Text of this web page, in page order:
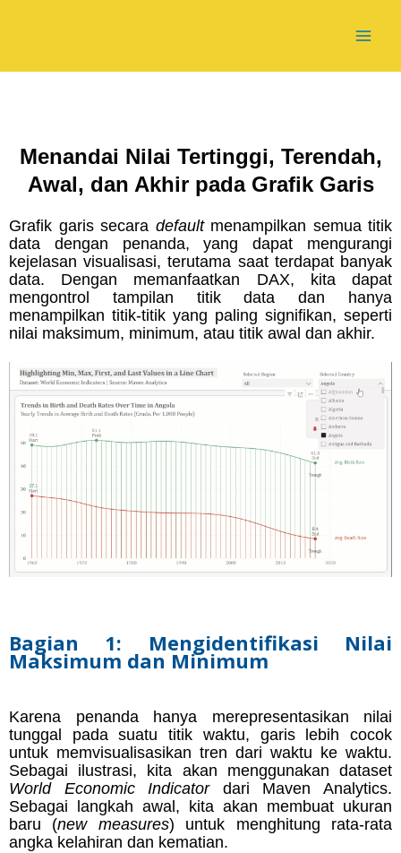
Menandai Nilai Tertinggi, Terendah,
Awal, dan Akhir pada Grafik Garis
Grafik garis secara defaultmenampilkan semua titik
data dengan penanda, yang dapat mengurangi
kejelasan visualisasi, terutama saat terdapat banyak
data. Dengan memanfaatkan DAX, kita dapat
mengontrol tampilan titik data dan hanya
menampilkan titik-titik yang paling signifikan, seperti
nilai maksimum, minimum, atau titik awal dan akhir.
Bagian 1: Mengidentifikasi Nilai
Maksimum dan Minimum
Karena penanda hanya merepresentasikan nilai
tunggal pada suatu titik waktu, garis lebih cocok
untuk memvisualisasikan tren dari waktu ke waktu.
Sebagai ilustrasi, kita akan menggunakan dataset
World Economic Indicatordari Maven Analytics.
Sebagai langkah awal, kita akan membuat ukuran
baru (new measures) untuk menghitung rata-rata
angka kelahiran dan kematian.